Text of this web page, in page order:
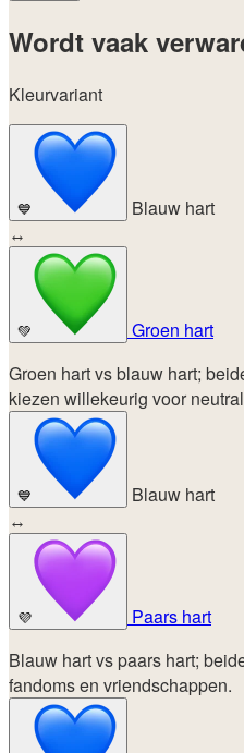
Wordt vaak
Kleurvariant
💙
Blauw hart
↔
💚
Groen hart
Groen hart vs blauw hart;
kiezen willekeurig voor
💙
Blauw hart
↔
💜
Paars hart
Blauw hart vs paars hart;
fandoms en vriendschappen.